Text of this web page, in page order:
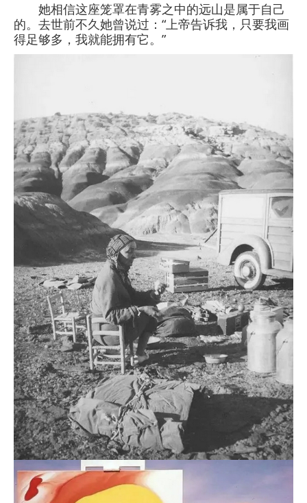
她相信这座笼罩在青雾之中的远山是属于自己
的。去世前不久她曾说过：“上帝告诉我，只要我画
得足够多，我就能拥有它。”